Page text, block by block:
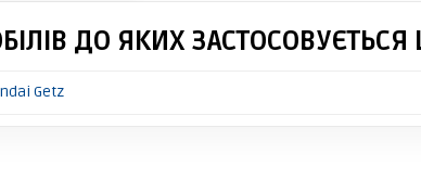
ДО ЯКИХ ЗАСТОСОВУЄТЬСЯ
Getz